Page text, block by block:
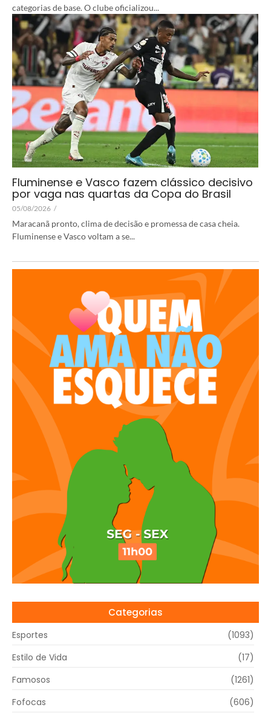
categorias de base. O clube oficializou...
Fluminense e Vasco fazem clássico decisivo
por vaga nas quartas da Copa do Brasil
05/08/2026 /
Maracanã pronto, clima de decisão e promessa de casa cheia.
Fluminense e Vasco voltam a se...
Categorias
Esportes
(1093)
Estilo de Vida
(17)
Famosos
(1261)
Fofocas
(606)